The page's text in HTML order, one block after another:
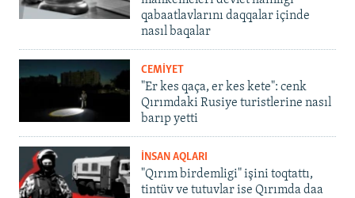
qabaatlavlarını daqqalar içinde
nasıl baqalar
CEMİYET
"Er kes qaça, er kes kete": cenk
Qırımdaki Rusiye turistlerine nasıl
barıp yetti
İNSAN AQLARI
"Qırım birdemligi" işini toqtattı,
tintüv ve tutuvlar ise Qırımda daa